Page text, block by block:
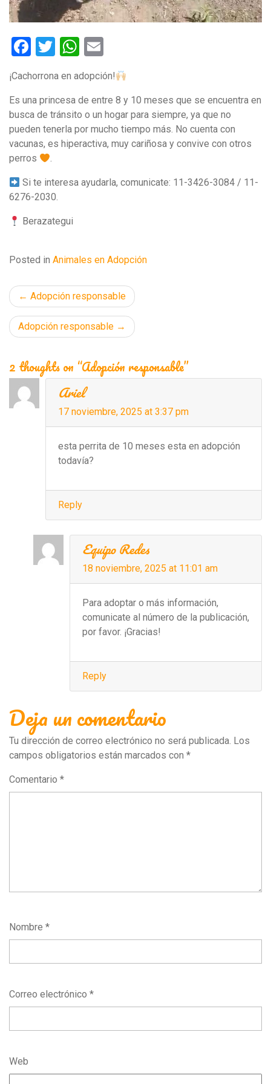
Facebook
TwitterWhatsApp
¡Cachorrona en adopción!
Es una princesa de entre 8 y 10 meses que se encuentra en
busca de tránsito o un hogar para siempre, ya que no
pueden tenerla por mucho tiempo más. No cuenta con
vacunas, es hiperactiva, muy cariñosa y convive con otros
perros
.
Si te interesa ayudarla, comunicate: 11-3426-3084 / 11-
6276-2030.
Berazategui
Posted in Animales en Adopción
Navegación
de
entradas
Adopción responsable
Adopción responsable
2 thoughts on “Adopción responsable”
Ariel
17 noviembre, 2025 at 3:37 pm
esta perrita de 10 meses esta en adopción
todavía?
Reply
Equipo Redes
18 noviembre, 2025 at 11:01 am
Para adoptar o más información,
comunicate al número de la publicación,
por favor. ¡Gracias!
Reply
Deja un comentario
Tu dirección de correo electrónico no será publicada. Los
campos obligatorios están marcados con *
Comentario *
Nombre *
Correo electrónico *
Web